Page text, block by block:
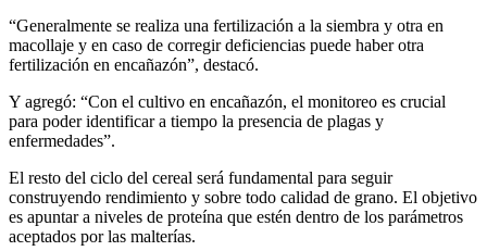
“Generalmente se realiza una fertilización a la siembra y otra en
macollaje y en caso de corregir deficiencias puede haber otra
fertilización en encañazón”, destacó.
Y agregó: “Con el cultivo en encañazón, el monitoreo es crucial
para poder identificar a tiempo la presencia de plagas y
enfermedades”.
El resto del ciclo del cereal será fundamental para seguir
construyendo rendimiento y sobre todo calidad de grano. El objetivo
es apuntar a niveles de proteína que estén dentro de los parámetros
aceptados por las malterías.